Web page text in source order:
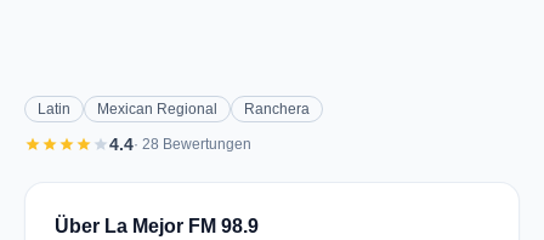
Latin Mexican Regional Ranchera
starstarstarstarstar4.4· 28 Bewertungen
Über La Mejor FM 98.9